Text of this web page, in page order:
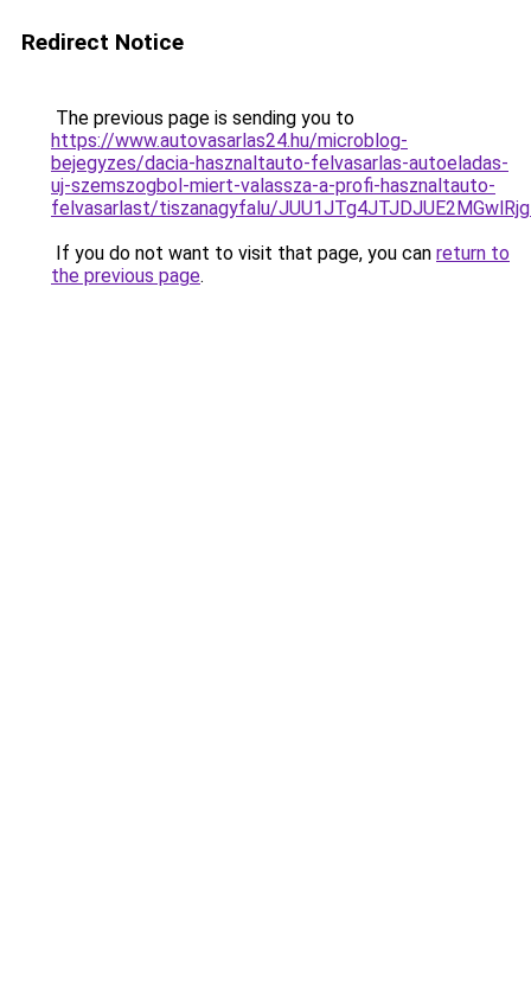
Redirect Notice
The previous page is sending you to
https://www.autovasarlas24.hu/microblog-
bejegyzes/dacia-hasznaltauto-felvasarlas-autoeladas-
uj-szemszogbol-miert-valassza-a-profi-hasznaltauto-
felvasarlast/tiszanagyfalu/
If you do not want to visit that page, you can return to
the previous page.